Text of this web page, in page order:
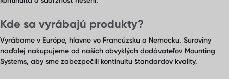
Kde sa vyrábajú produkty?
Vyrábame v Európe, hlavne vo Francúzsku a Nemecku. Suroviny
naďalej nakupujeme od našich obvyklých dodávateľov Mounting
Systems, aby sme zabezpečili kontinuitu štandardov kvality.